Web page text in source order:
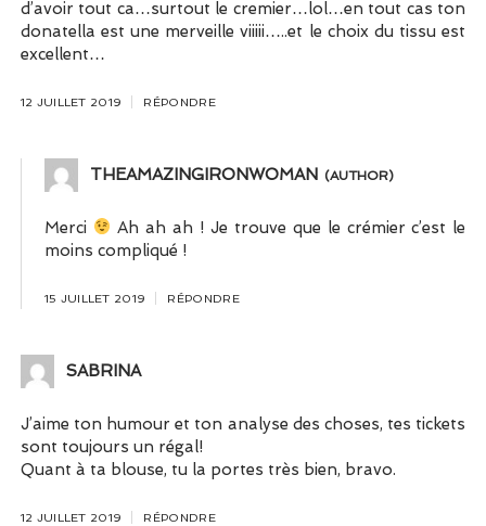
d’avoir tout ca…surtout le cremier…lol…en tout cas ton
donatella est une merveille viiiii…..et le choix du tissu est
excellent…
12 JUILLET 2019 RÉPONDRE
THEAMAZINGIRONWOMAN
Merci
Ah ah ah ! Je trouve que le crémier c’est le
moins compliqué !
15 JUILLET 2019 RÉPONDRE
SABRINA
J’aime ton humour et ton analyse des choses, tes tickets
sont toujours un régal!
Quant à ta blouse, tu la portes très bien, bravo.
12 JUILLET 2019 RÉPONDRE